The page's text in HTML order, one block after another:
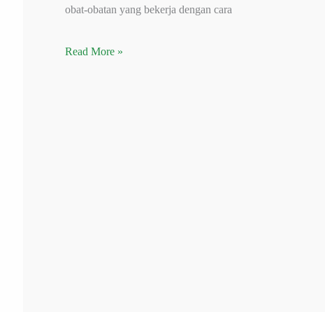
obat-obatan yang bekerja dengan cara
Read More »